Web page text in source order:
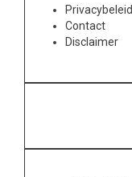
Privacybeleid
Contact
Disclaimer